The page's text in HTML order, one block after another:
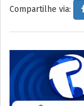
Compartilhe via: